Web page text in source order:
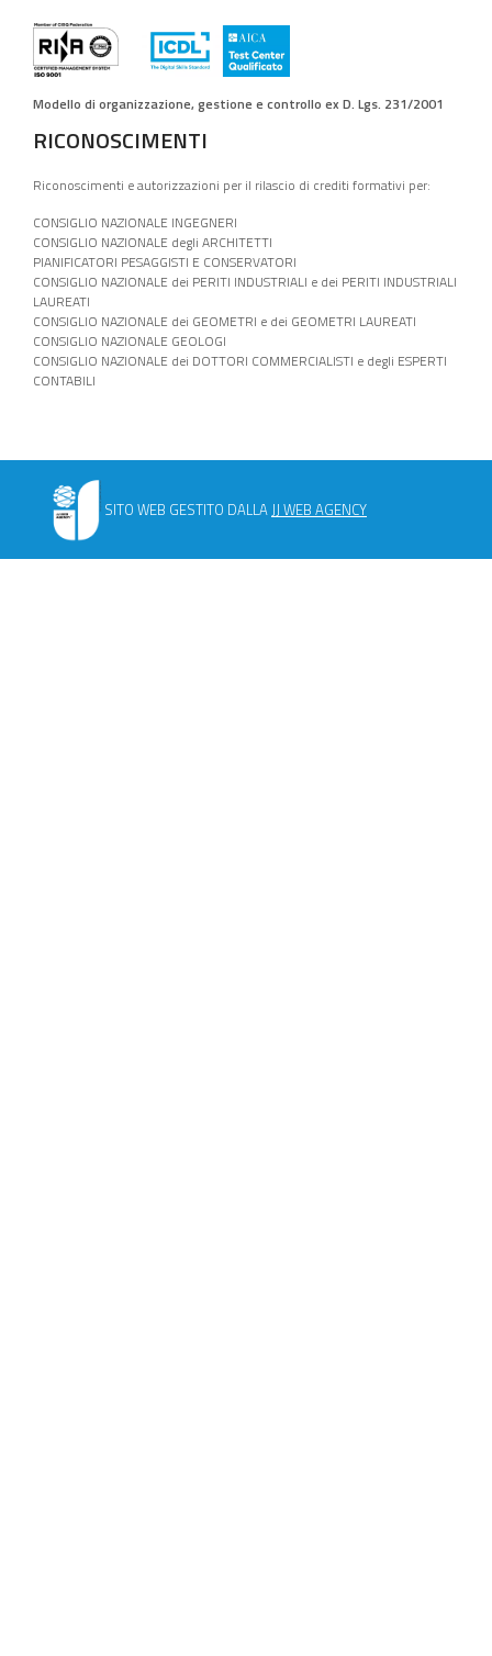
Modello di organizzazione, gestione e controllo ex D. Lgs. 231/2001
RICONOSCIMENTI
Riconoscimenti e autorizzazioni per il rilascio di crediti formativi per:
CONSIGLIO NAZIONALE INGEGNERI
CONSIGLIO NAZIONALE degli ARCHITETTI
PIANIFICATORI PESAGGISTI E CONSERVATORI
CONSIGLIO NAZIONALE dei PERITI INDUSTRIALI e dei PERITI INDUSTRIALI
LAUREATI
CONSIGLIO NAZIONALE dei GEOMETRI e dei GEOMETRI LAUREATI
CONSIGLIO NAZIONALE GEOLOGI
CONSIGLIO NAZIONALE dei DOTTORI COMMERCIALISTI e degli ESPERTI
CONTABILI
SITO WEB GESTITO DALLAJJ WEB AGENCY